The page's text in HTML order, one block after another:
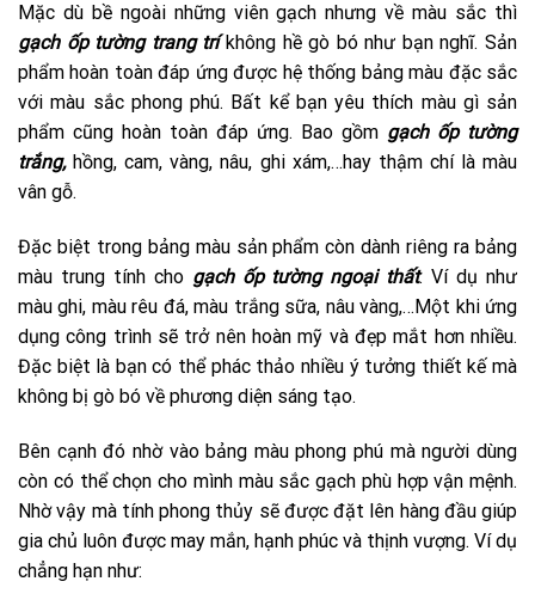
Mặc dù bề ngoài những viên gạch nhưng về màu sắc thì
gạch ốp tường trang trí không hề gò bó như bạn nghĩ. Sản
phẩm hoàn toàn đáp ứng được hệ thống bảng màu đặc sắc
với màu sắc phong phú. Bất kể bạn yêu thích màu gì sản
phẩm cũng hoàn toàn đáp ứng. Bao gồm gạch ốp tường
trắng,hồng, cam, vàng, nâu, ghi xám,…hay thậm chí là màu
vân gỗ.
Đặc biệt trong bảng màu sản phẩm còn dành riêng ra bảng
màu trung tính cho gạch ốp tường ngoại thất. Ví dụ như
màu ghi, màu rêu đá, màu trắng sữa, nâu vàng,…Một khi ứng
dụng công trình sẽ trở nên hoàn mỹ và đẹp mắt hơn nhiều.
Đặc biệt là bạn có thể phác thảo nhiều ý tưởng thiết kế mà
không bị gò bó về phương diện sáng tạo.
Bên cạnh đó nhờ vào bảng màu phong phú mà người dùng
còn có thể chọn cho mình màu sắc gạch phù hợp vận mệnh.
Nhờ vậy mà tính phong thủy sẽ được đặt lên hàng đầu giúp
gia chủ luôn được may mắn, hạnh phúc và thịnh vượng. Ví dụ
chẳng hạn như: